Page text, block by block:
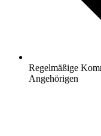
Regelmäßige
Angehörigen